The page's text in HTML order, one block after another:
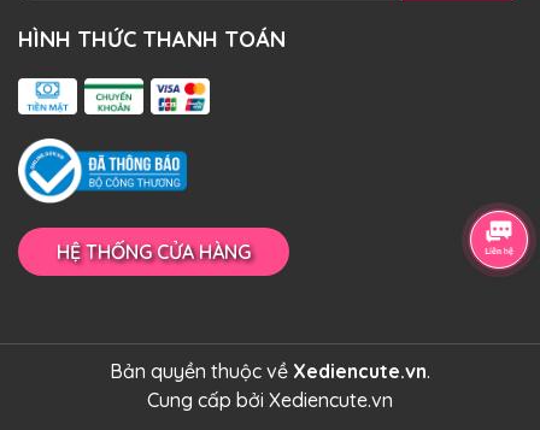
HÌNH THỨC THANH TOÁN
HỆ THỐNG CỬA HÀNG
Bản quyền thuộc về Xediencute.vn.
Cung cấp bởi Xediencute.vn